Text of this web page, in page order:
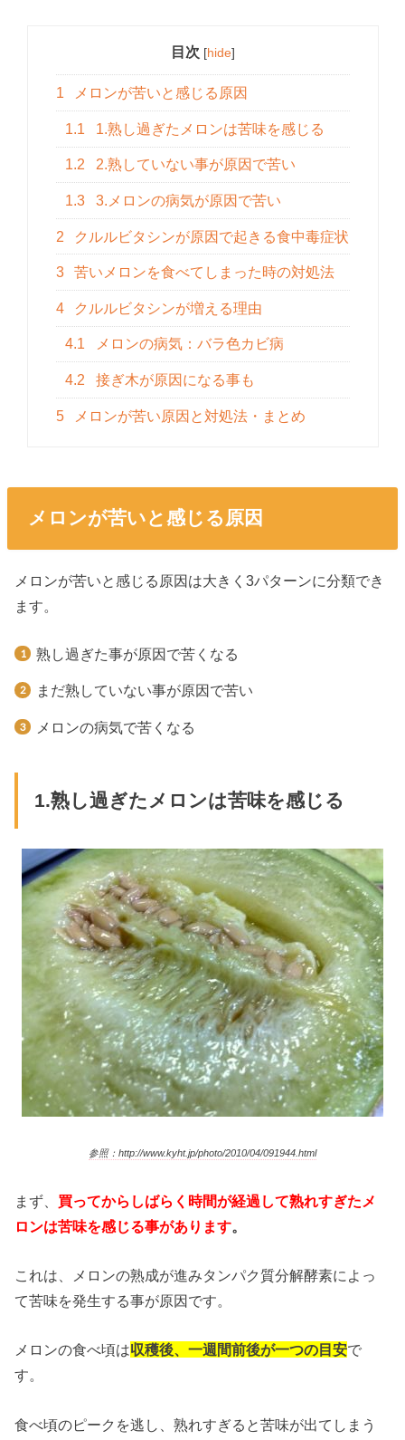
目次 [hide]
1 メロンが苦いと感じる原因
1.1 1.熟し過ぎたメロンは苦味を感じる
1.2 2.熟していない事が原因で苦い
1.3 3.メロンの病気が原因で苦い
2 クルルビタシンが原因で起きる食中毒症状
3 苦いメロンを食べてしまった時の対処法
4 クルルビタシンが増える理由
4.1 メロンの病気：バラ色カビ病
4.2 接ぎ木が原因になる事も
5 メロンが苦い原因と対処法・まとめ
メロンが苦いと感じる原因
メロンが苦いと感じる原因は大きく3パターンに分類でき
ます。
熟し過ぎた事が原因で苦くなる
まだ熟していない事が原因で苦い
メロンの病気で苦くなる
1.熟し過ぎたメロンは苦味を感じる
参照：http://www.kyht.jp/photo/2010/04/091944.html
まず、 買ってからしばらく時間が経過して熟れすぎたメ
ロンは苦味を感じる事があります。
これは、メロンの熟成が進みタンパク質分解酵素によっ
て苦味を発生する事が原因です。
メロンの食べ頃は収穫後、一週間前後が一つの目安で
す。
食べ頃のピークを逃し、熟れすぎると苦味が出てしまう